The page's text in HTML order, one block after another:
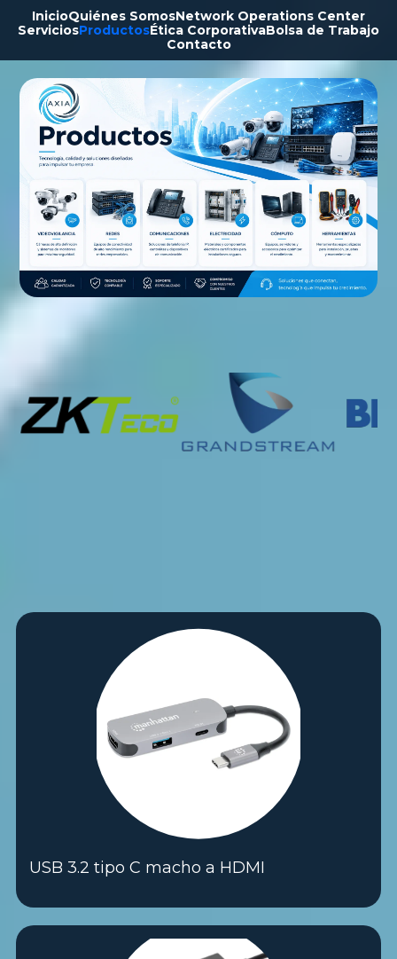
InicioQuiénes SomosNetwork Operations Center
ServiciosProductosÉtica CorporativaBolsa de Trabajo
Contacto
USB 3.2 tipo C macho a HDMI